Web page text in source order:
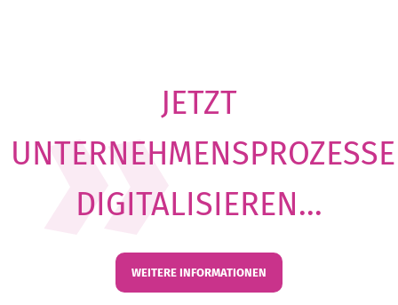
JETZT
UNTERNEHMENSPROZESSE
DIGITALISIEREN...
WEITERE INFORMATIONEN